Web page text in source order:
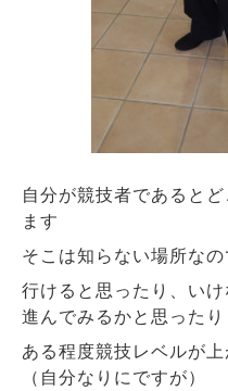
自分が競技者であると
ます
そこは知らない場所なの
行けると思ったり、い
進んでみるかと思った
ある程度競技レベルが
（自分なりにですが）